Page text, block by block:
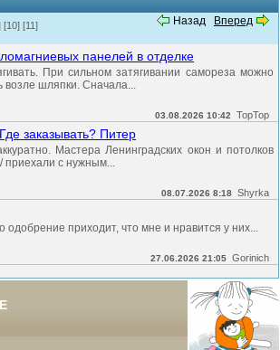
Назад Вперед
[10] [11]
панелей в отделке
При сильном затягивании самореза можно
возле шляпки. Сначала...
03.08.2026 10:42 TopTop
заказывать? Питер
Мастера Ленинградских окон и потолков
приехали с нужным...
08.07.2026 8:18 Shyrka
одобрение приходит, что мне и нравится у них...
27.06.2026 21:05 Gorinich